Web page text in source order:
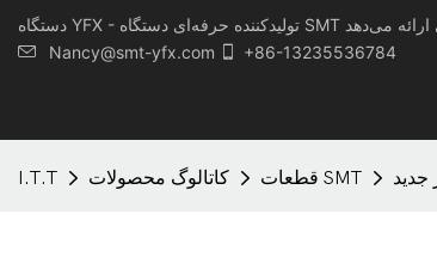
Nancy@smt-yfx.com
+86-13235536784
I.T.T کاتالوگ محصولات قطعات SMT